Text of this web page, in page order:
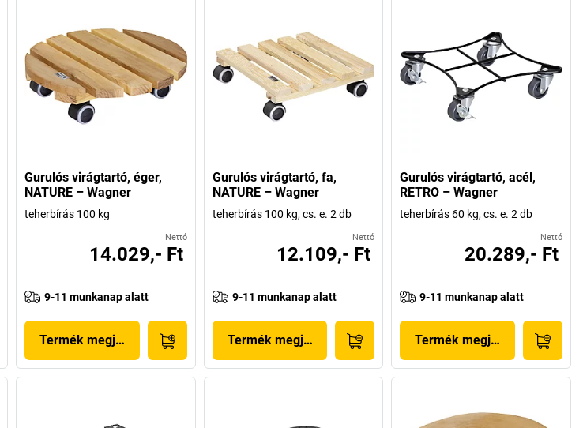
Gurulós virágtartó, éger,
NATURE – Wagner
teherbírás 100 kg
Nettó
14.029,- Ft
9-11 munkanap alatt
Termék megjelenítése
Gurulós virágtartó, fa,
NATURE – Wagner
teherbírás 100 kg, cs. e. 2 db
Nettó
12.109,- Ft
9-11 munkanap alatt
Termék megjelenítése
Gurulós virágtartó, acél,
RETRO – Wagner
teherbírás 60 kg, cs. e. 2 db
Nettó
20.289,- Ft
9-11 munkanap alatt
Termék megjelenítése